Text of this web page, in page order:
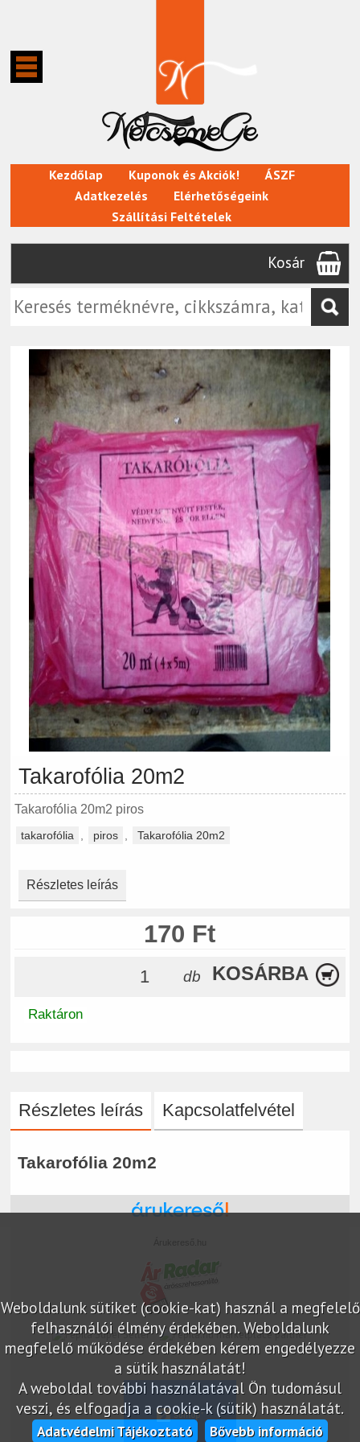
Kezdőlap Kuponok és Akciók!
ÁSZF
Adatkezelés
Elérhetőségeink
Szállítási Feltételek
Kosár
Takarofólia 20m2
Takarofólia 20m2 piros
takarofólia piros Takarofólia 20m2
Részletes leírás
170 Ft
KOSÁRBA
db
Raktáron
Részletes leírás Kapcsolatfelvétel
Takarofólia 20m2
Weboldalunk sütiket (cookie-kat) használ a megfelelő
felhasználói élmény érdekében. Weboldalunk
megfelelő működése érdekében kérem engedélyezze
a sütik használatát!
A weboldal további használatával Ön tudomásul
veszi, és elfogadja a cookie-k (sütik) használatát.
Adatvédelmi Tájékoztató Bővebb információ
marketplace partner